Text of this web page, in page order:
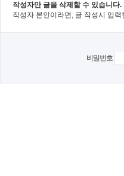
작성자만 글을 삭제할 수 있습니다.
작성자 본인이라면, 글 작성시 입
비밀번호